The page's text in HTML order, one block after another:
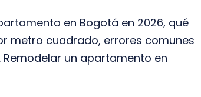
en Bogotá en 2026, qué
metro cuadrado, errores comunes
un apartamento en